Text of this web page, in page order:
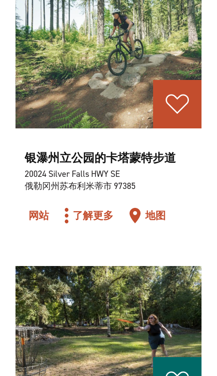
银瀑州立公园的卡塔蒙特步道
20024 Silver Falls HWY SE
俄勒冈州苏布利米蒂市 97385
网站 了解更多 地图